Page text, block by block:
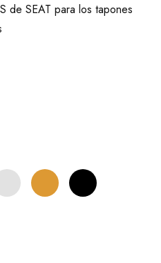
de SEAT para los tapones